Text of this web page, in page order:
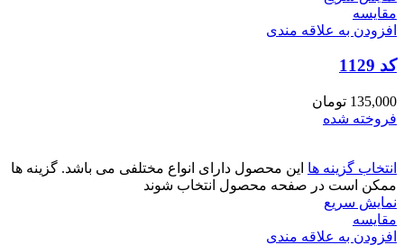
مقايسه
افزودن به علاقه مندی
کد 1129
135,000 تومان
فروخته شده
انتخاب گزینه ها این محصول دارای انواع مختلفی می باشد. گزینه ها
ممکن است در صفحه محصول انتخاب شوند
نمایش سریع
مقايسه
افزودن به علاقه مندی